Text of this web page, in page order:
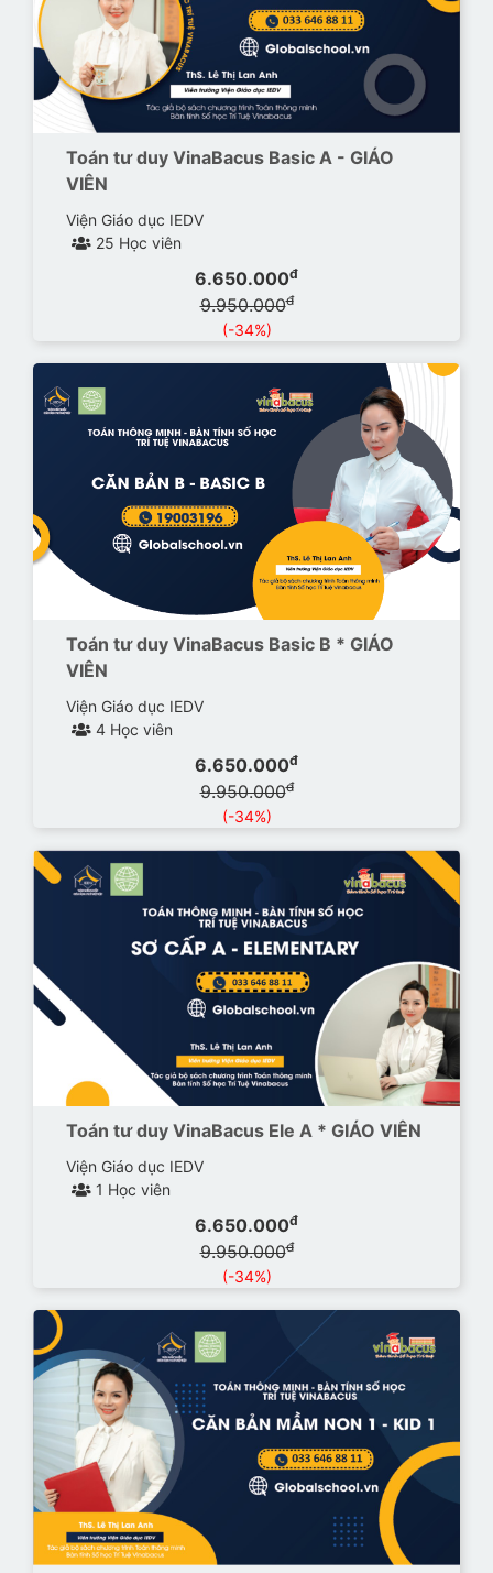
Toán tư duy VinaBacus Basic A - GIÁO
VIÊN
Viện Giáo dục IEDV
25 Học viên
6.650.000đ
9.950.000đ
(-34%)
Toán tư duy VinaBacus Basic B * GIÁO
VIÊN
Viện Giáo dục IEDV
4 Học viên
6.650.000đ
9.950.000đ
(-34%)
Toán tư duy VinaBacus Ele A * GIÁO VIÊN
Viện Giáo dục IEDV
1 Học viên
6.650.000đ
9.950.000đ
(-34%)